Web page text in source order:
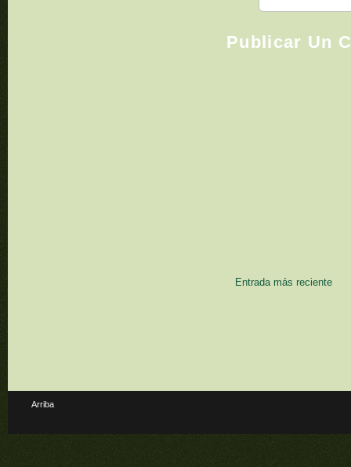
Publicar Un
Entrada más reciente
Arriba